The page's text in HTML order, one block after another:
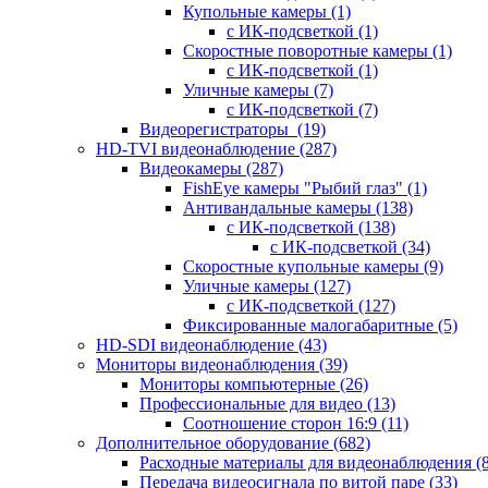
Купольные камеры (1)
с ИК-подсветкой (1)
Скоростные поворотные камеры (1)
с ИК-подсветкой (1)
Уличные камеры (7)
с ИК-подсветкой (7)
Видеорегистраторы (19)
HD-TVI видеонаблюдение (287)
Видеокамеры (287)
FishEye камеры "Рыбий глаз" (1)
Антивандальные камеры (138)
с ИК-подсветкой (138)
с ИК-подсветкой (34)
Скоростные купольные камеры (9)
Уличные камеры (127)
с ИК-подсветкой (127)
Фиксированные малогабаритные (5)
HD-SDI видеонаблюдение (43)
Мониторы видеонаблюдения (39)
Мониторы компьютерные (26)
Профессиональные для видео (13)
Соотношение сторон 16:9 (11)
Дополнительное оборудование (682)
Расходные материалы для видеонаблюдения
Передача видеосигнала по витой паре (33)